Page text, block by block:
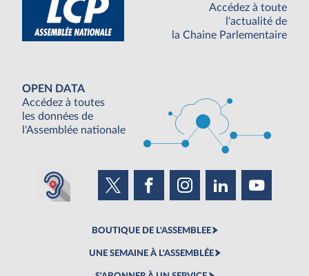
Accédez à toute
l'actualité de
la Chaine Parlementaire
OPEN DATA
Accédez à toutes
les données de
l'Assemblée nationale
BOUTIQUE DE L'ASSEMBLEE
UNE SEMAINE À L'ASSEMBLÉE